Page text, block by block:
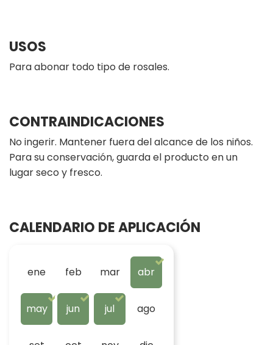
USOS
Para abonar todo tipo de rosales.
CONTRAINDICACIONES
No ingerir. Mantener fuera del alcance de los niños.
Para su conservación, guarda el producto en un
lugar seco y fresco.
CALENDARIO DE APLICACIÓN
ene feb mar abr
may jun jul ago